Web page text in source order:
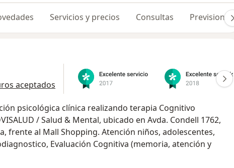
Servicios y precios Consultas Previsiones
aceptados
psicológica clínica realizando terapia Cognitivo
/ Salud & Mental, ubicado en Avda. Condell 1762,
frente al Mall Shopping. Atención niños, adolescentes,
Evaluación Cognitiva (memoria, atención y